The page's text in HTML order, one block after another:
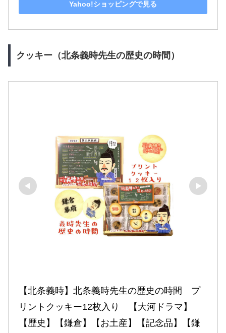
Yahoo!ショッピングで見る
クッキー（北条義時先生の歴史の時間）
【北条義時】北条義時先生の歴史の時間　プ
リントクッキー12枚入り　【大河ドラマ】
【歴史】【鎌倉】【お土産】【記念品】【鎌